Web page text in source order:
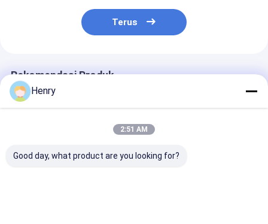
Terus
Rekomendasi Produk
Henry
2:51 AM
Good day, what product are you looking for?